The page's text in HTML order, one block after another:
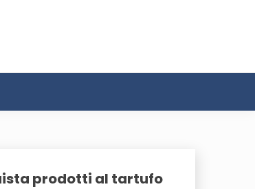
prodotti al tartufo